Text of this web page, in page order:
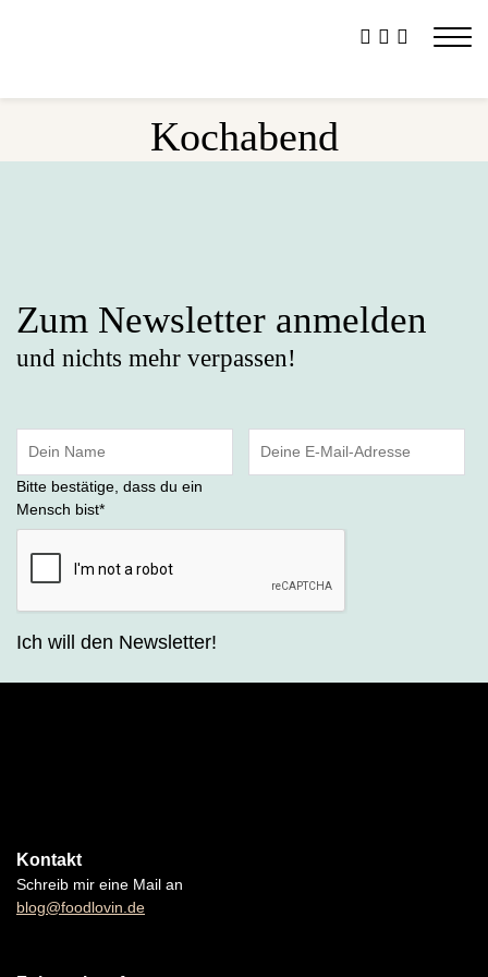
Kochabend
Zum Newsletter anmelden
und nichts mehr verpassen!
Bitte bestätige, dass du ein
Mensch bist*
Ich will den Newsletter!
Kontakt
Schreib mir eine Mail an
blog@foodlovin.de